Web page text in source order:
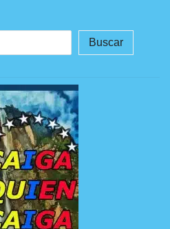
Buscar